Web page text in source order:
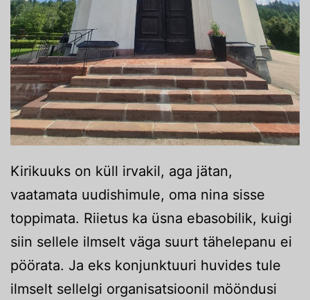
Kirikuuks on küll irvakil, aga jätan,
vaatamata uudishimule, oma nina sisse
toppimata. Riietus ka üsna ebasobilik, kuigi
siin sellele ilmselt väga suurt tähelepanu ei
pöörata. Ja eks konjunktuuri huvides tule
ilmselt sellelgi organisatsioonil mööndusi